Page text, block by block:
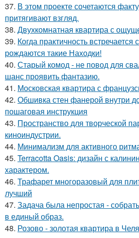
37. В этом проекте сочетаются
притягивают взгляд.
38. Двухкомнатная квартира с
39. Когда практичность встречается
рождаются такие Находки!
40. Старый комод - не повод для
шанс проявить фантазию.
41. Московская квартира с
42. Обшивка стен фанерой внутри
пошаговая инструкция
43. Пространство для творческой
киноиндустрии.
44. Минимализм для активного
45. Terracotta Oasis: дизайн с
характером.
46. Трафарет многоразовый для
лучший
47. Задача была непростая -
в единый образ.
48. Розово - золотая квартира в